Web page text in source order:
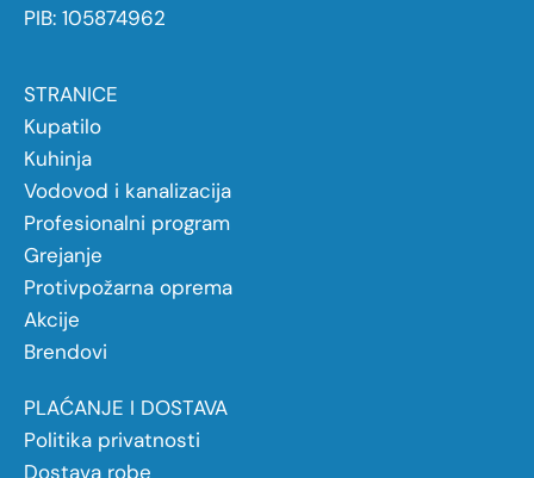
PIB: 105874962
STRANICE
Kupatilo
Kuhinja
Vodovod i kanalizacija
Profesionalni program
Grejanje
Protivpožarna oprema
Akcije
Brendovi
PLAĆANJE I DOSTAVA
Politika privatnosti
Dostava robe